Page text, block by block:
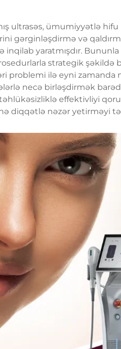
ultrasəs, ümumiyyətlə
gərginləşdirmə və
yaratmışdır.
strategik şəkildə
problemi ilə eyni zamanda
necə birləşdirmək
effektivliyi
diqqətlə nəzər yetirməyi